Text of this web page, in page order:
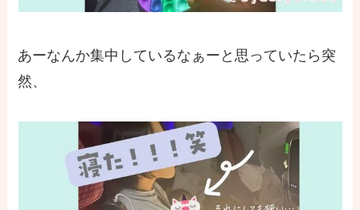
あーなんか集中しているなぁーと思っていたら突
然、